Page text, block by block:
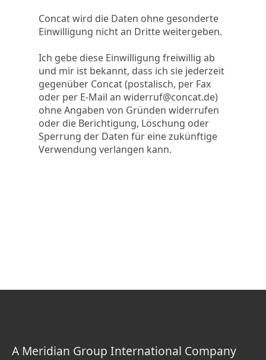
Concat wird die Daten ohne gesonderte
Einwilligung nicht an Dritte weitergeben.
Ich gebe diese Einwilligung freiwillig ab
und mir ist bekannt, dass ich sie jederzeit
gegenüber Concat (postalisch, per Fax
oder per E-Mail an widerruf@concat.de)
ohne Angaben von Gründen widerrufen
oder die Berichtigung, Löschung oder
Sperrung der Daten für eine zukünftige
Verwendung verlangen kann.
A Meridian Group International Company